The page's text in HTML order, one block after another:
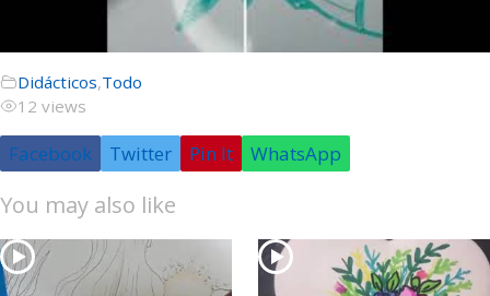
Didácticos,Todo
12 views
Facebook Twitter Pin It WhatsApp
You may also like